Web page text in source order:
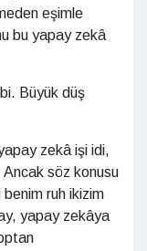
eşimle
bu yapay zekâ
Büyük düş
zekâ işi idi,
Ancak söz konusu
ruh ikizim
yapay zekâya